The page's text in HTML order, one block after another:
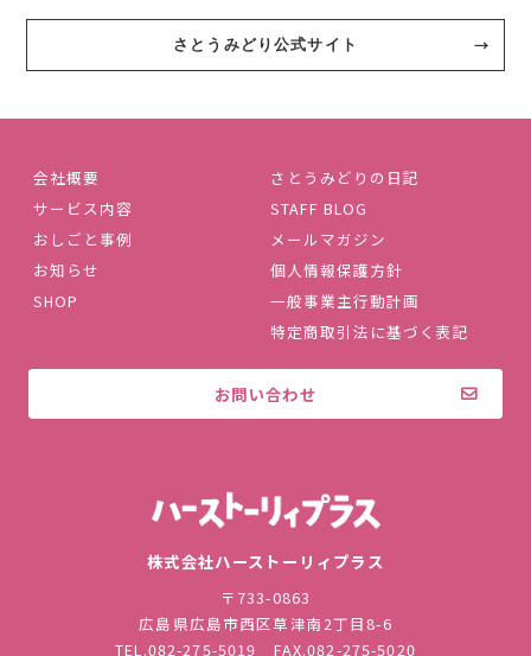
さとうみどり公式サイト
会社概要
サービス内容
おしごと事例
お知らせ
SHOP
さとうみどりの日記
STAFF BLOG
メールマガジン
個人情報保護方針
一般事業主行動計画
特定商取引法に基づく表記
お問い合わせ
株式会社ハーストーリィプラス
〒733-0863
広島県広島市西区草津南2丁目8-6
TEL.082-275-5019 FAX.082-275-5020